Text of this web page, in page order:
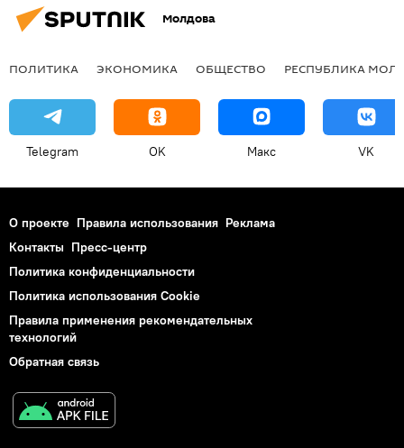
Молдова
ПОЛИТИКА ЭКОНОМИКА ОБЩЕСТВО РЕСПУБЛИКА
Telegram OK Макс VK
О проекте Правила использования Реклама
Контакты Пресс-центр
Политика конфиденциальности
Политика использования Cookie
Правила применения рекомендательных
технологий
Обратная связь